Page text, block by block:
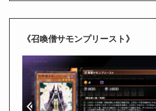
《召喚僧サモンプリースト》